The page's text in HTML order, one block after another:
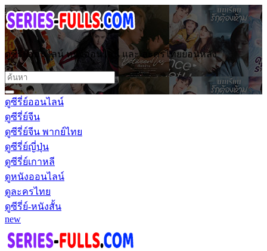
ดูซีรี่ย์ออนไลน์ หนังออนไลน์ และ ละครไทยย้อนหลัง
ดูซีรี่ย์ออนไลน์
ดูซีรี่ย์จีน
ดูซีรี่ย์จีน พากย์ไทย
ดูซีรี่ย์ญี่ปุ่น
ดูซีรี่ย์เกาหลี
ดูหนังออนไลน์
ดูละครไทย
ดูซีรี่ย์-หนังสั้น
new